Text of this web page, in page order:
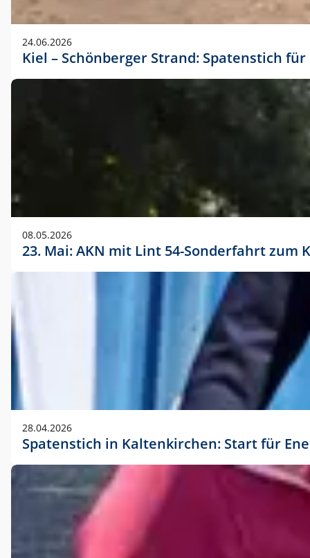
24.06.2026
Kiel – Schönberger Strand: Spatenstich
08.05.2026
23. Mai: AKN mit Lint 54-Sonderfahrt
28.04.2026
Spatenstich in Kaltenkirchen: Start für